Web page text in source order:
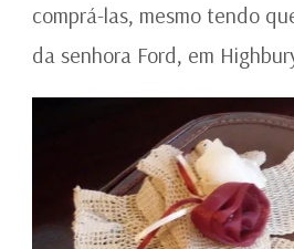
comprá-las, mesmo tendo
da senhora Ford, em